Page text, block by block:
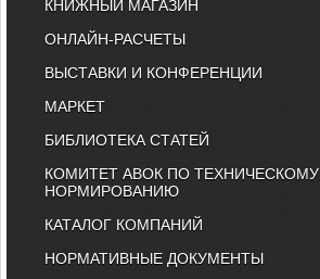
КНИЖНЫЙ МАГАЗИН
ОНЛАЙН-РАСЧЕТЫ
ВЫСТАВКИ И КОНФЕРЕНЦИИ
МАРКЕТ
БИБЛИОТЕКА СТАТЕЙ
КОМИТЕТ АВОК ПО ТЕХНИЧЕСКОМУ
НОРМИРОВАНИЮ
КАТАЛОГ КОМПАНИЙ
НОРМАТИВНЫЕ ДОКУМЕНТЫ